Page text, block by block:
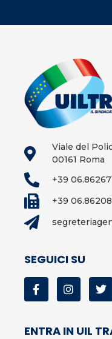
Viale del
00161 Roma
+39
+39
SEGUICI SU
ENTRA IN UIL